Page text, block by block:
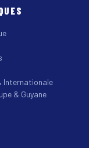
Internationale
& Guyane